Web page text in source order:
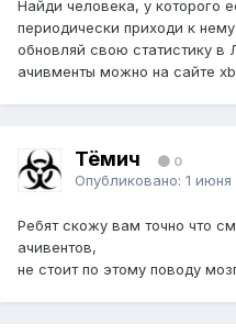
Найди человека, у которого
периодически приходи к
обновляй свою статистику в
ачивменты можно на сайте
Тёмич 0
Опубликовано: 1 июня
Ребят скожу вам точно что
ачивентов,
не стоит по этому поводу